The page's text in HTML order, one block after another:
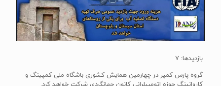
بازدیدها: 7
گروه پارس کمپر در چهارمین همایش کشوری باشگاه ملی کمپینگ و